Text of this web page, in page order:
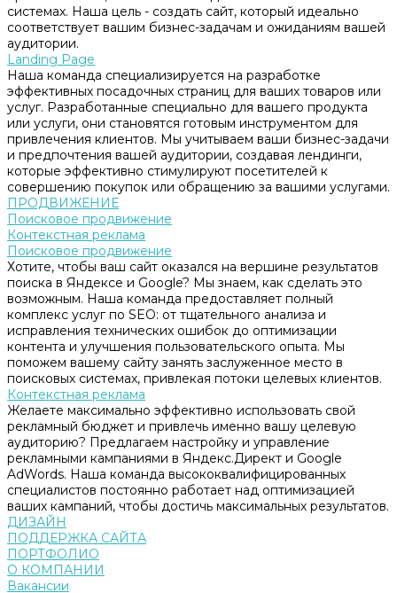
системах. Наша цель - создать сайт, который идеально
соответствует вашим бизнес-задачам и ожиданиям вашей
аудитории.
Landing Page
Наша команда специализируется на разработке
эффективных посадочных страниц для ваших товаров или
услуг. Разработанные специально для вашего продукта
или услуги, они становятся готовым инструментом для
привлечения клиентов. Мы учитываем ваши бизнес-задачи
и предпочтения вашей аудитории, создавая лендинги,
которые эффективно стимулируют посетителей к
совершению покупок или обращению за вашими услугами.
ПРОДВИЖЕНИЕ
Поисковое продвижение
Контекстная реклама
Поисковое продвижение
Хотите, чтобы ваш сайт оказался на вершине результатов
поиска в Яндексе и Google? Мы знаем, как сделать это
возможным. Наша команда предоставляет полный
комплекс услуг по SEO: от тщательного анализа и
исправления технических ошибок до оптимизации
контента и улучшения пользовательского опыта. Мы
поможем вашему сайту занять заслуженное место в
поисковых системах, привлекая потоки целевых клиентов.
Контекстная реклама
Желаете максимально эффективно использовать свой
рекламный бюджет и привлечь именно вашу целевую
аудиторию? Предлагаем настройку и управление
рекламными кампаниями в Яндекс.Директ и Google
AdWords. Наша команда высококвалифицированных
специалистов постоянно работает над оптимизацией
ваших кампаний, чтобы достичь максимальных результатов.
ДИЗАЙН
ПОДДЕРЖКА САЙТА
ПОРТФОЛИО
О КОМПАНИИ
Вакансии